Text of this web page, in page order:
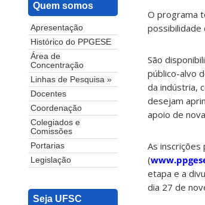
Quem somos
Apresentação
Histórico do PPGESE
Área de
Concentração
Linhas de Pesquisa »
Docentes
Coordenação
Colegiados e
Comissões
Portarias
Legislação
Seja UFSC
O programa
possibilidade
São
público-alvo
da indústria,
desejam
apoio de
As inscrições
(
etapa e a
dia 27 de